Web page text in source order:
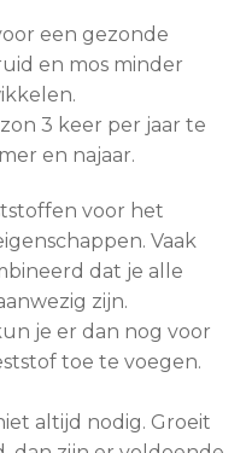
een gezonde
en mos minder
3 keer per jaar te
en najaar.
voor het
Vaak
dat je alle
zijn.
je er dan nog voor
toe te voegen.
altijd nodig. Groeit